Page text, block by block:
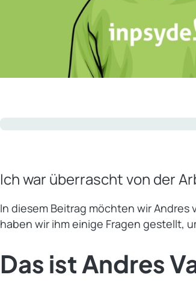
Ich war überrascht von der
In diesem Beitrag möchten wir Andres
haben wir ihm einige Fragen gestellt,
Das ist Andres